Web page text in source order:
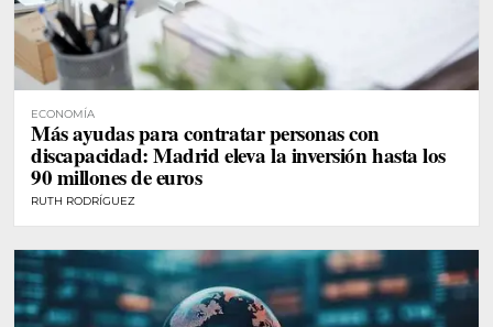
ECONOMÍA
Más ayudas para contratar personas con
discapacidad: Madrid eleva la inversión hasta los
90 millones de euros
RUTH RODRÍGUEZ